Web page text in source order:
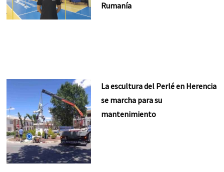
Rumanía
La escultura del Perlé en Herencia
se marcha para su
mantenimiento